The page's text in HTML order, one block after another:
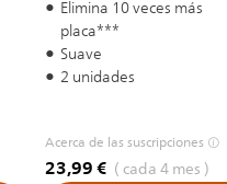
Elimina 10 veces más
placa***
Suave
2 unidades
Acerca de las suscripciones
23,99 € ( cada 4 mes )